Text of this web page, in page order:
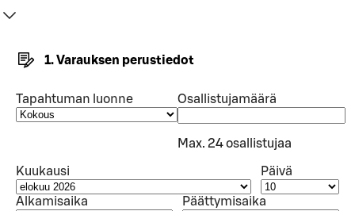
1. Varauksen perustiedot
Tapahtuman luonne Osallistujamäärä
Max. 24 osallistujaa
Kuukausi Päivä
Alkamisaika Päättymisaika